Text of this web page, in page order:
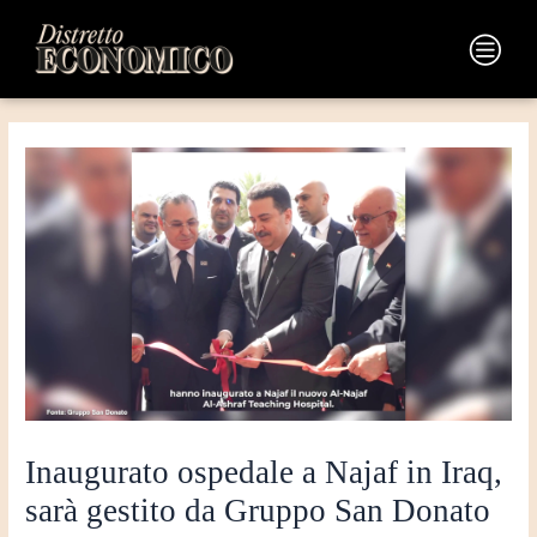
contenuto
Main
Menu
Inaugurato ospedale a Najaf in Iraq,
sarà gestito da Gruppo San Donato
articoli